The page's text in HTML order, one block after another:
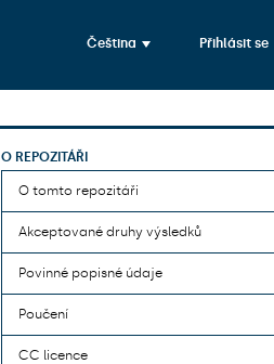
Čeština Přihlásit se
O REPOZITÁŘI
O tomto repozitáři
Akceptované druhy výsledků
Povinné popisné údaje
Poučení
CC licence